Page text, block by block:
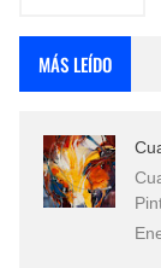
MÁS LEÍDO